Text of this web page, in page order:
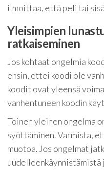
ilmoittaa, että peli tai
Yleisimpien
ratkaiseminen
Jos kohtaat ongelmia
ensin, ettei koodi ole
koodit ovat yleensä
vanhentuneen koodin
Toinen yleinen ongelma
syöttäminen. Varmista,
muotoa. Jos ongelmat